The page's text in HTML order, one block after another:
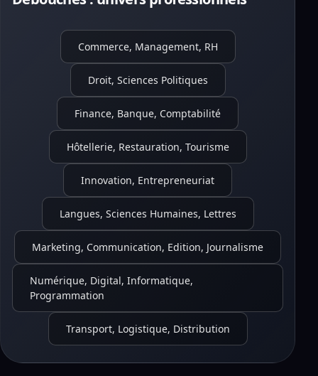
Commerce, Management, RH
Droit, Sciences Politiques
Finance, Banque, Comptabilité
Hôtellerie, Restauration, Tourisme
Innovation, Entrepreneuriat
Langues, Sciences Humaines, Lettres
Marketing, Communication, Edition, Journalisme
Numérique, Digital, Informatique,
Programmation
Transport, Logistique, Distribution